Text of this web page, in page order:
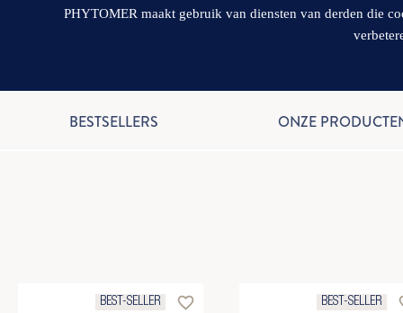
BESTSELLERS ONZE
BEST-SELLER
favorite_border
BEST-SELLER
PHYTOMER maakt gebruik van diensten van derden die